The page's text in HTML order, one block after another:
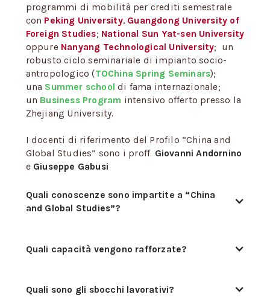
programmi di mobilità per crediti semestrale
con Peking University, Guangdong University of
Foreign Studies; National Sun Yat-sen University
oppure Nanyang Technological University; un
robusto ciclo seminariale di impianto socio-
antropologico (TOChina Spring Seminars);
una Summer school di fama internazionale;
un Business Program intensivo offerto presso la
Zhejiang University.
I docenti di riferimento del Profilo “China and
Global Studies” sono i proff. Giovanni Andornino
e Giuseppe Gabusi
Quali conoscenze sono impartite a “China
and Global Studies”?
Quali capacità vengono rafforzate?
Quali sono gli sbocchi lavorativi?